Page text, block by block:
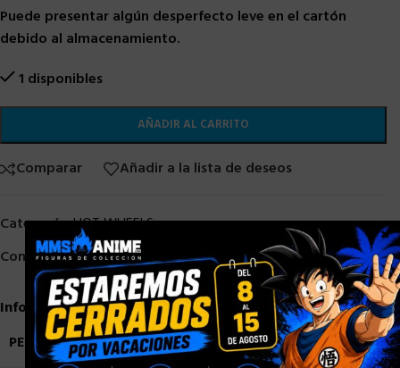
Puede presentar algún desperfecto leve en el cartón
debido al almacenamiento.
1 disponibles
AÑADIR AL CARRITO
Comparar Añadir a la lista de deseos
Categoría:HOT WHEELS
Compartir:
Información adicional
PESO
0,1 kg
×